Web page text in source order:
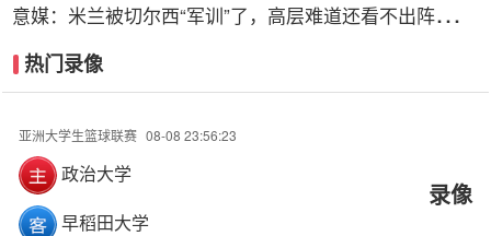
意媒：米兰被切尔西“军训”了，高层难道还看不出阵容短
热门录像
亚洲大学生篮球联赛 08-08 23:56:23
政治大学
早稻田大学
录像